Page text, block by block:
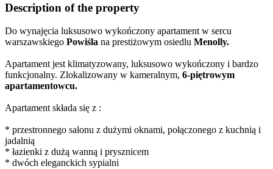
Description of the property
Do wynajęcia luksusowo wykończony apartament w sercu
warszawskiego Powiśla na prestiżowym osiedlu Menolly.
Apartament jest klimatyzowany, luksusowo wykończony i bardzo
funkcjonalny. Zlokalizowany w kameralnym, 6-piętrowym
apartamentowcu.
Apartament składa się z :
* przestronnego salonu z dużymi oknami, połączonego z kuchnią i
jadalnią
* łazienki z dużą wanną i prysznicem
* dwóch eleganckich sypialni